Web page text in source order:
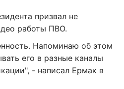
призвал не
работы ПВО.
Напоминаю об этом
его в разные каналы
- написал Ермак в